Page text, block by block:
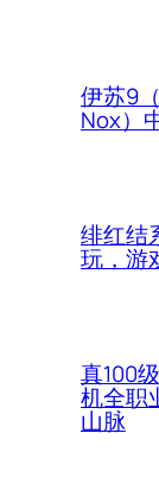
伊苏9
Nox）
绯红结
玩，游
真100
机全职
山脉